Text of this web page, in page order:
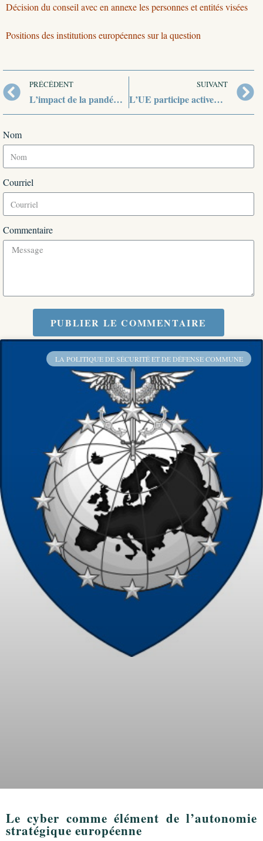
LA POLITIQUE DE SÉCURITÉ ET DE DÉFENSE COMMUNE
Le cyber comme élément de l’autonomie
stratégique européenne
Décision du conseil avec en annexe les personnes et entités visées
Positions des institutions européennes sur la question
PRÉCÉDENT
L’impact de la pandémie sur les BRICS et l’OCS
SUIVANT
L’UE participe activement à l’aide humanitaire apportée aux pays touchés par le coronavirus
Nom
Courriel
Commentaire
PUBLIER LE COMMENTAIRE